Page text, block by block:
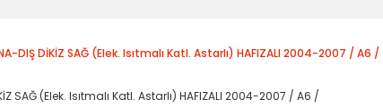
DIŞ DİKİZ SAĞ (Elek. Isıtmalı Katl. Astarlı) HAFIZALI 2004-2007 / A6 /